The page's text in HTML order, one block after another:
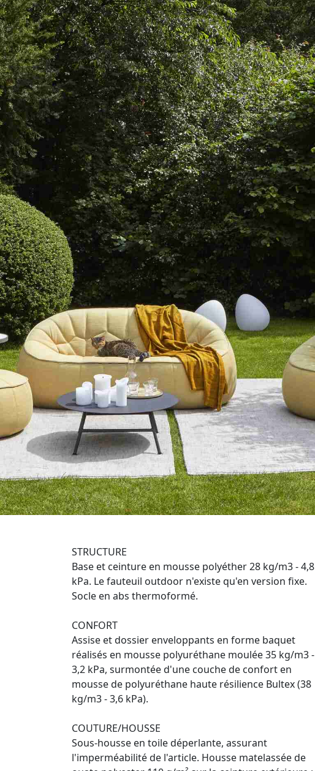
STRUCTURE
Base et ceinture en mousse polyéther 28 kg/m3 - 4,8
kPa. Le fauteuil outdoor n'existe qu'en version fixe.
Socle en abs thermoformé.
CONFORT
Assise et dossier enveloppants en forme baquet
réalisés en mousse polyuréthane moulée 35 kg/m3 -
3,2 kPa, surmontée d'une couche de confort en
mousse de polyuréthane haute résilience Bultex (38
kg/m3 - 3,6 kPa).
COUTURE/HOUSSE
Sous-housse en toile déperlante, assurant
l'imperméabilité de l'article. Housse matelassée de